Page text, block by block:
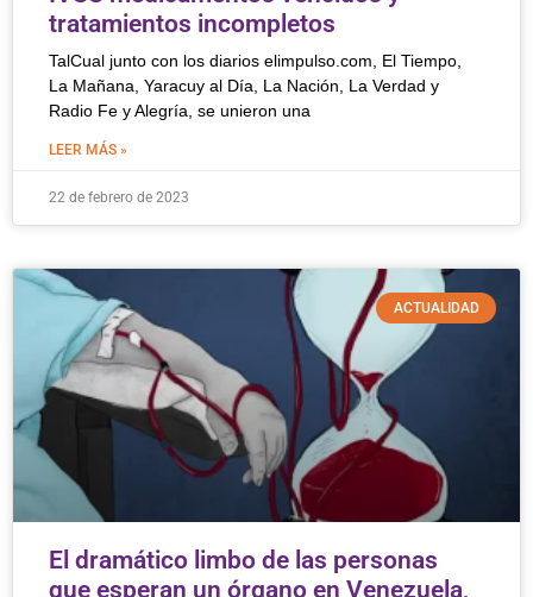
tratamientos incompletos
TalCual junto con los diarios elimpulso.com, El Tiempo,
La Mañana, Yaracuy al Día, La Nación, La Verdad y
Radio Fe y Alegría, se unieron una
LEER MÁS »
22 de febrero de 2023
ACTUALIDAD
El dramático limbo de las personas
que esperan un órgano en Venezuela,